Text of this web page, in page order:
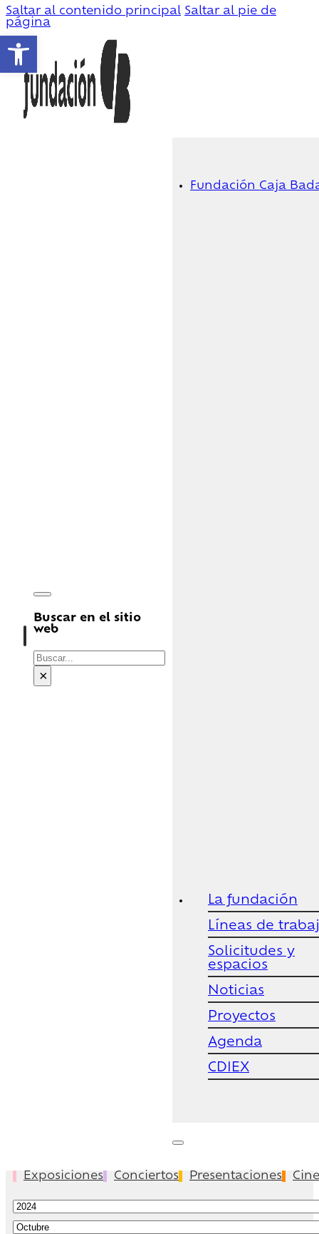
Abrir barra de herramientas
Saltar al contenido principal Saltar al pie de
página
Buscar en el sitio
web
Buscar
×
Fundación Caja
La fundación
Líneas de
Solicitudes y
espacios
Noticias
Proyectos
Agenda
CDIEX
Exposiciones Conciertos Presentaciones Cine